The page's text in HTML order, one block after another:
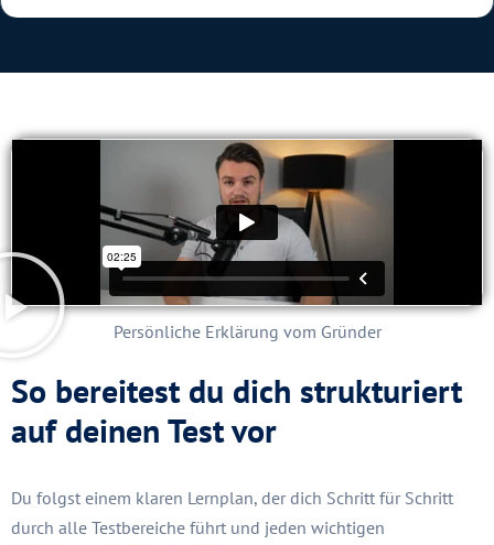
Persönliche Erklärung vom Gründer
So bereitest du dich strukturiert
auf deinen Test vor
Du folgst einem klaren Lernplan, der dich Schritt für Schritt
durch alle Testbereiche führt und jeden wichtigen